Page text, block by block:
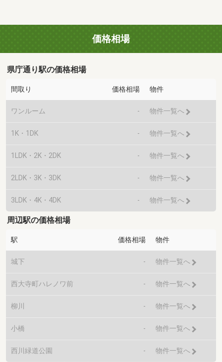
価格相場
県庁通り駅の価格相場
間取り 価格相場 物件
ワンルーム - 物件一覧へ
1K・1DK - 物件一覧へ
1LDK・2K・2DK - 物件一覧へ
2LDK・3K・3DK - 物件一覧へ
3LDK・4K・4DK - 物件一覧へ
周辺駅の価格相場
駅 価格相場 物件
城下 - 物件一覧へ
西大寺町ハレノワ前 - 物件一覧へ
柳川 - 物件一覧へ
小橋 - 物件一覧へ
西川緑道公園 - 物件一覧へ